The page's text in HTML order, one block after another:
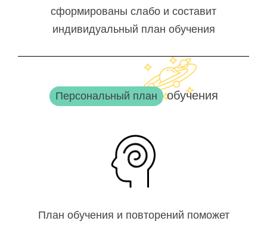
сформированы слабо и составит
индивидуальный план обучения
Персональный план обучения
План обучения и повторений поможет